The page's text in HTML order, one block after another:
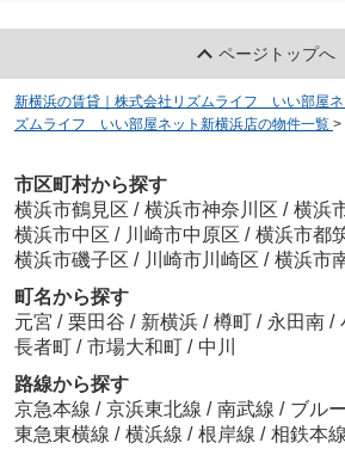
ページトップへ
新横浜の賃貸｜株式会社リズムライフ いい部屋
ズムライフ いい部屋ネット新横浜店の物件一覧 >
市区町村から探す
横浜市鶴見区 / 横浜市神奈川区 / 横浜
横浜市中区 / 川崎市中原区 / 横浜市都
横浜市磯子区 / 川崎市川崎区 / 横浜市
町名から探す
元宮 / 栗田谷 / 新横浜 / 樽町 / 永田南 /
長者町 / 市場大和町 / 中川
路線から探す
京急本線 / 京浜東北線 / 南武線 / ブル
東急東横線 / 横浜線 / 根岸線 / 相鉄本線